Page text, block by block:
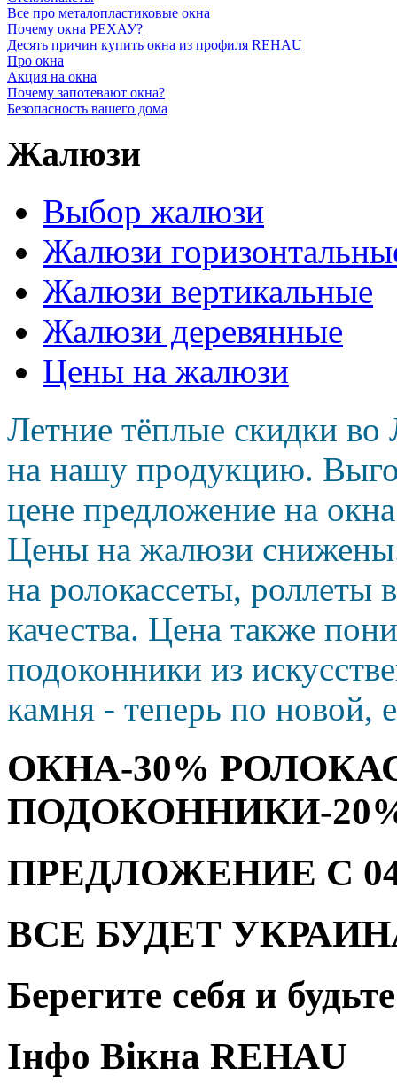
Все про металопластиковые окна
Почему окна РЕХАУ?
Десять причин купить окна из профиля REHAU
Про окна
Акция на окна
Почему запотевают окна?
Безопасность вашего дома
Жалюзи
Выбор жалюзи
Жалюзи
Жалюзи вертикальные
Жалюзи деревянные
Цены на жалюзи
Летние тёплые скидки во
на нашу продукцию.
цене предложение на
Цены на жалюзи
на ролокассеты, роллеты
качества. Цена также
подоконники из
камня - теперь по новой,
ОКНА-30%
ПОДОКОННИКИ-
ПРЕДЛОЖЕНИЕ С
ВСЕ БУДЕТ
Берегите себя и
Інфо Вікна REHAU